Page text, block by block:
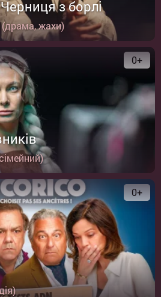
з борлі
(драма, жахи)
0+
0+